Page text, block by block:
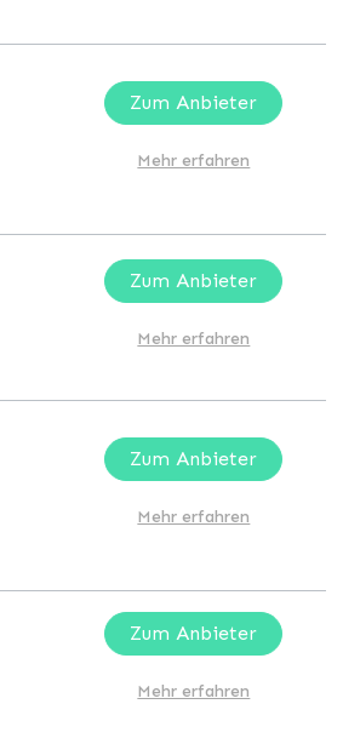
Zum Anbieter
Mehr erfahren
Zum Anbieter
Mehr erfahren
Zum Anbieter
Mehr erfahren
Zum Anbieter
Mehr erfahren